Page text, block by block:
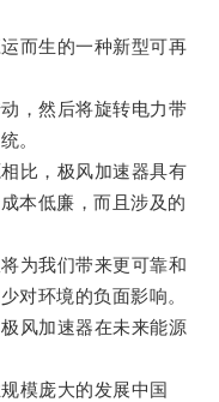
而生的一种新型可再
，然后将旋转电力带
。
比，极风加速器具有
本低廉，而且涉及的
为我们带来更可靠和
对环境的负面影响。
风加速器在未来能源
模庞大的发展中国